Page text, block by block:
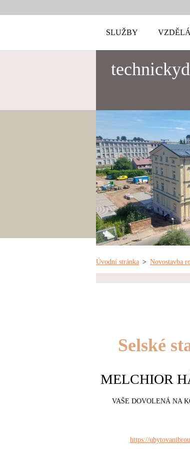
SLUŽBY
Úvodní stránka > Novostavba
Selské
MELCHIOR
VAŠE DOVOLENÁ NA
https://